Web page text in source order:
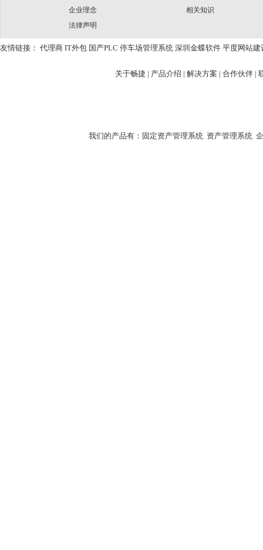
企业理念
法律声明
相关知识
友情链接： 代理商 IT外包 国产PLC 停车场管理系统 深圳金蝶软件 平度网站建
关于畅捷 | 产品介绍 | 解决方案 | 合作伙伴 |
我们的产品有： 固定资产管理系统 资产管理系统